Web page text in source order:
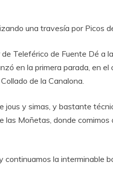
una travesía por Picos
Teleférico de Fuente Dé a
en la primera parada, en el
de la Canalona.
jous y simas, y bastante
las Moñetas, donde comimos
continuamos la interminable